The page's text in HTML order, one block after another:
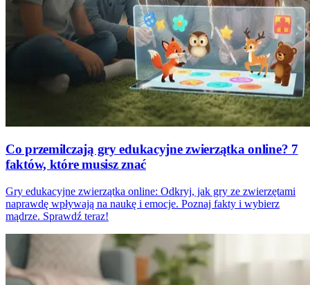
Co przemilczają gry edukacyjne zwierzątka online? 7
faktów, które musisz znać
Gry edukacyjne zwierzątka online: Odkryj, jak gry ze zwierzętami
naprawdę wpływają na naukę i emocje. Poznaj fakty i wybierz
mądrze. Sprawdź teraz!